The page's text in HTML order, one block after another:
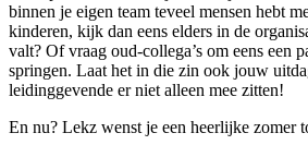
binnen je eigen team teveel mensen hebt
kinderen, kijk dan eens elders in de
valt? Of vraag oud-collega’s om eens een
springen. Laat het in die zin ook jouw
leidinggevende er niet alleen mee zitten!
En nu? Lekz wenst je een heerlijke zomer